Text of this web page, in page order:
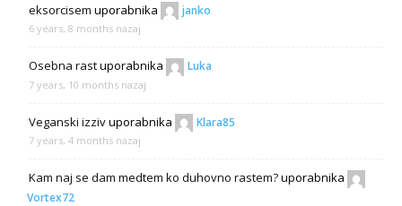
eksorcisem uporabnika janko
6 years, 8 months nazaj
Osebna rastuporabnika Luka
7 years, 10 months nazaj
Veganski izzivuporabnika Klara85
7 years, 4 months nazaj
Kam naj se dam medtem ko duhovno rastem?uporabnika
Vortex72